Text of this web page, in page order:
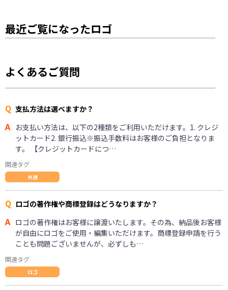
最近ご覧になったロゴ
よくあるご質問
Q 支払方法は選べますか？
A お支払い方法は、以下の2種類をご利用いただけます。1. クレジ
ットカード2. 銀行振込※振込手数料はお客様のご負担となりま
す。 【クレジットカードにつ…
関連タグ
共通
Q ロゴの著作権や商標登録はどうなりますか？
A ロゴの著作権はお客様に譲渡いたします。その為、納品後お客様
が自由にロゴをご使用・編集いただけます。商標登録申請を行う
ことも問題ございませんが、必ずしも…
関連タグ
ロゴ